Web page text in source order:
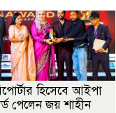
হিসেবে আইপা
পেলেন জয় শাহীন